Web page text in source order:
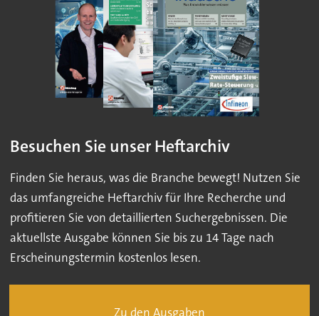
Besuchen Sie unser Heftarchiv
Finden Sie heraus, was die Branche bewegt! Nutzen Sie
das umfangreiche Heftarchiv für Ihre Recherche und
profitieren Sie von detaillierten Suchergebnissen. Die
aktuellste Ausgabe können Sie bis zu 14 Tage nach
Erscheinungstermin kostenlos lesen.
Zu den Ausgaben